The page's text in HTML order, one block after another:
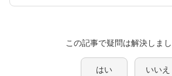
この記事で疑問は解決しま
はい いいえ